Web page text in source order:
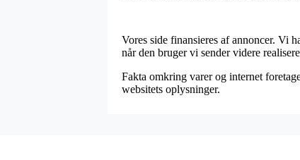
Vores side finansieres af annoncer. Vi
når den bruger vi sender videre
Fakta omkring varer og internet
websitets oplysninger.